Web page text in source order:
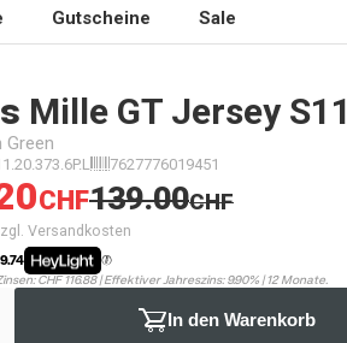
Gutscheine Sale
Mille GT Jersey S11
Green
7627776019451
CHF139.00CHF
Versandkosten
CHF 116.88 | Effektiver Jahreszins: 9.90% | 12 Monate.
In den Warenkorb